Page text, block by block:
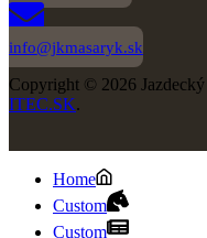
info@jkmasaryk.sk
Copyright © 2026
ITEC.SK.
Home
Custom
Custom